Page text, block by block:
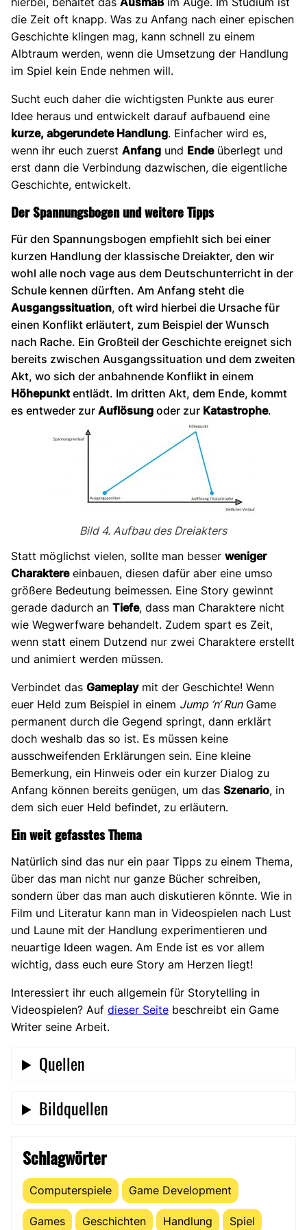
die Zeit oft knapp. Was zu Anfang nach einer epischen
Geschichte klingen mag, kann schnell zu einem
Albtraum werden, wenn die Umsetzung der Handlung
im Spiel kein Ende nehmen will.
Sucht euch daher die wichtigsten Punkte aus eurer
Idee heraus und entwickelt darauf aufbauend eine
kurze, abgerundete Handlung. Einfacher wird es,
wenn ihr euch zuerst Anfang und Endeüberlegt und
erst dann die Verbindung dazwischen, die eigentliche
Geschichte, entwickelt.
Der Spannungsbogen und weitere Tipps
Für den Spannungsbogen empfiehlt sich bei einer
kurzen Handlung der klassische Dreiakter, den wir
wohl alle noch vage aus dem Deutschunterricht in der
Schule kennen dürften. Am Anfang steht die
Ausgangssituation, oft wird hierbei die Ursache für
einen Konflikt erläutert, zum Beispiel der Wunsch
nach Rache. Ein Großteil der Geschichte ereignet sich
bereits zwischen Ausgangssituation und dem zweiten
Akt, wo sich der anbahnende Konflikt in einem
Höhepunkt entlädt. Im dritten Akt, dem Ende, kommt
es entweder zur Auflösung oder zur Katastrophe.
Bild 4. Aufbau des Dreiakters
Statt möglichst vielen, sollte man besser weniger
Charaktereeinbauen, diesen dafür aber eine umso
größere Bedeutung beimessen. Eine Story gewinnt
gerade dadurch an Tiefe, dass man Charaktere nicht
wie Wegwerfware behandelt. Zudem spart es Zeit,
wenn statt einem Dutzend nur zwei Charaktere erstellt
und animiert werden müssen.
Verbindet das Gameplaymit der Geschichte! Wenn
euer Held zum Beispiel in einem Jump ’n‘ RunGame
permanent durch die Gegend springt, dann erklärt
doch weshalb das so ist. Es müssen keine
ausschweifenden Erklärungen sein. Eine kleine
Bemerkung, ein Hinweis oder ein kurzer Dialog zu
Anfang können bereits genügen, um das Szenario, in
dem sich euer Held befindet, zu erläutern.
Ein weit gefasstes Thema
Natürlich sind das nur ein paar Tipps zu einem Thema,
über das man nicht nur ganze Bücher schreiben,
sondern über das man auch diskutieren könnte. Wie in
Film und Literatur kann man in Videospielen nach Lust
und Laune mit der Handlung experimentieren und
neuartige Ideen wagen. Am Ende ist es vor allem
wichtig, dass euch eure Story am Herzen liegt!
Interessiert ihr euch allgemein für Storytelling in
Videospielen? Auf dieser Seite beschreibt ein Game
Writer seine Arbeit.
Quellen
Bildquellen
Schlagwörter
Computerspiele Game Development
Games Geschichten Handlung Spiel